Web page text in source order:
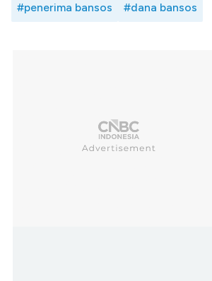
#penerima bansos #dana bansos